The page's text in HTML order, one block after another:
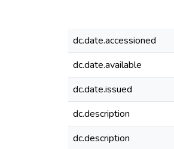
dc.date.accessioned
dc.date.available
dc.date.issued
dc.description
dc.description